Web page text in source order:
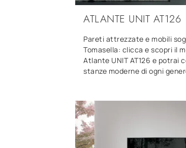
ATLANTE UNIT AT126
Pareti attrezzate e mobili
Tomasella: clicca e scopri il
Atlante UNIT AT126 e potrai
stanze moderne di ogni